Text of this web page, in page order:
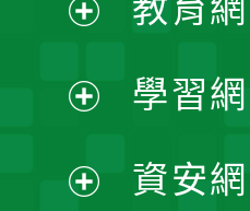
選
單
開
選
單
開
選
教育
學習
資安